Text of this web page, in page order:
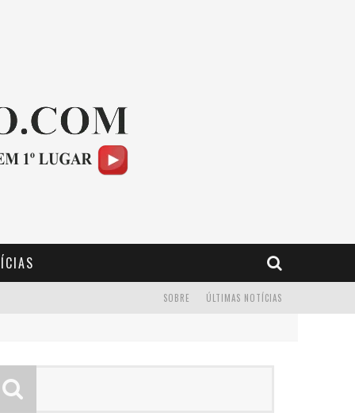
ÚLTIMAS NOTÍCIAS
SOBRE